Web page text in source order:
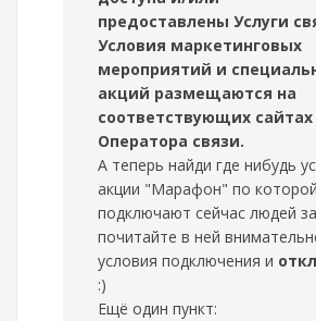
предоставлены Услуги
Условия маркетинговых
мероприятий и
акций размещаются на
соответствующих сайтах
Оператора связи.
А теперь найди где нибудь
акции "Марафон" по которой
подключают сейчас людей
почитайте в ней
условия подключения и
:)
Ещё один пункт: